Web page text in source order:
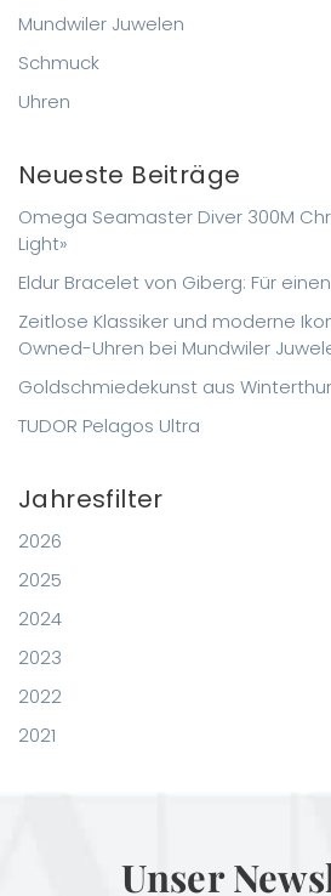
Mundwiler Juwelen
Schmuck
Uhren
Neueste Beiträge
Omega Seamaster Diver 300M
Light»
Eldur Bracelet von Giberg: Für
Zeitlose Klassiker und moderne
Owned-Uhren bei Mundwiler
Goldschmiedekunst aus Winterthur
TUDOR Pelagos Ultra
Jahresfilter
2026
2025
2024
2023
2022
2021
Unser